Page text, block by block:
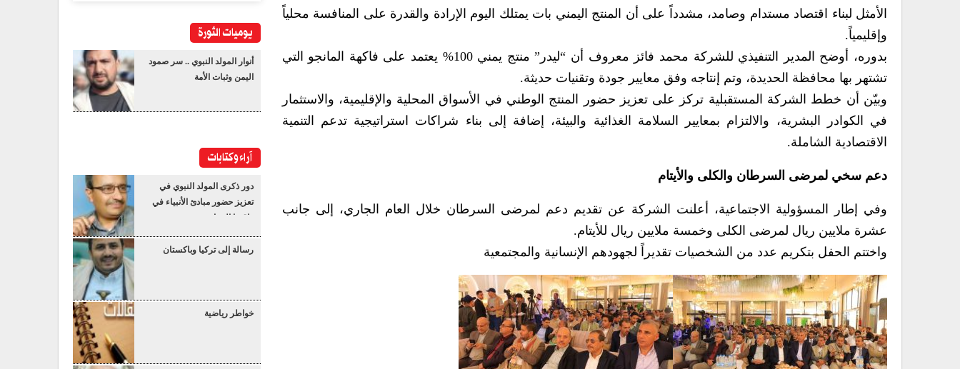
الأمثل لبناء اقتصاد مستدام وصامد، مشدداً على أن المنتج اليمني بات يمتلك اليوم الإرادة والقدرة على المنافسة محلياً
وإقليمياً.
بدوره، أوضح المدير التنفيذي للشركة محمد فائز معروف أن “ليدر” منتج يمني 100% يعتمد على فاكهة المانجو التي
تشتهر بها محافظة الحديدة، وتم إنتاجه وفق معايير جودة وتقنيات حديثة.
وبيّن أن خطط الشركة المستقبلية تركز على تعزيز حضور المنتج الوطني في الأسواق المحلية والإقليمية، والاستثمار
في الكوادر البشرية، والالتزام بمعايير السلامة الغذائية والبيئة، إضافة إلى بناء شراكات استراتيجية تدعم التنمية
الاقتصادية الشاملة.
دعم سخي لمرضى السرطان والكلى والأيتام
وفي إطار المسؤولية الاجتماعية، أعلنت الشركة عن تقديم دعم لمرضى السرطان خلال العام الجاري، إلى جانب
عشرة ملايين ريال لمرضى الكلى وخمسة ملايين ريال للأيتام.
واختتم الحفل بتكريم عدد من الشخصيات تقديراً لجهودهم الإنسانية والمجتمعية
يوميات الثورة
أنوار المولد النبوي .. سر صمود
اليمن وثبات الأمة
آراء وكتابات
دور ذكرى المولد النبوي في
تعزيز حضور مبادئ الأنبياء في
واقعنا المعاصر
رسالة إلى تركيا وباكستان
خواطر رياضية